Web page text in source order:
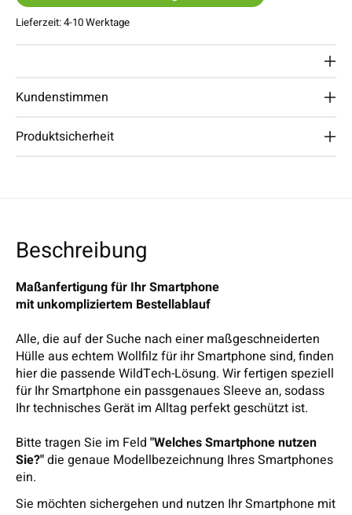
Lieferzeit: 4-10 Werktage
Kundenstimmen
Produktsicherheit
Beschreibung
Maßanfertigung für Ihr Smartphone
mit unkompliziertem Bestellablauf
Alle, die auf der Suche nach einer maßgeschneiderten
Hülle aus echtem Wollfilz für ihr Smartphone sind, finden
hier die passende WildTech-Lösung. Wir fertigen speziell
für Ihr Smartphone ein passgenaues Sleeve an, sodass
Ihr technisches Gerät im Alltag perfekt geschützt ist.
Bitte tragen Sie im Feld "Welches Smartphone nutzen
Sie?"die genaue Modellbezeichnung Ihres Smartphones
ein.
Sie möchten sichergehen und nutzen Ihr Smartphone mit